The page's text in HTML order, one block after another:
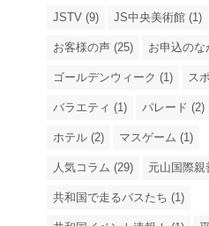
JSTV (9) JS中央美術館 (1)
お客様の声 (25) お申込のな
ゴールデンウィーク (1) ス
バラエティ (1) パレード (2)
ホテル (2) マスゲーム (1)
人気コラム (29) 元山国際親
共和国で走るバスたち (1)